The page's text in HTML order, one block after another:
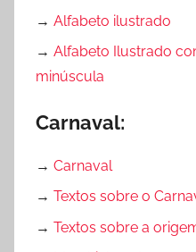
→ Alfabeto ilustrado
→ Alfabeto Ilustrado
minúscula
Carnaval:
→ Carnaval
→ Textos sobre o
→ Textos sobre a